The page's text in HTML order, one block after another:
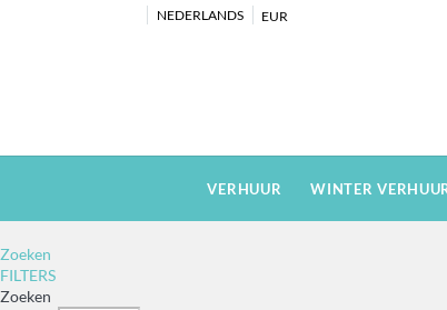
NEDERLANDS EUR
VERHUUR WINTER
Zoeken
FILTERS
Zoeken